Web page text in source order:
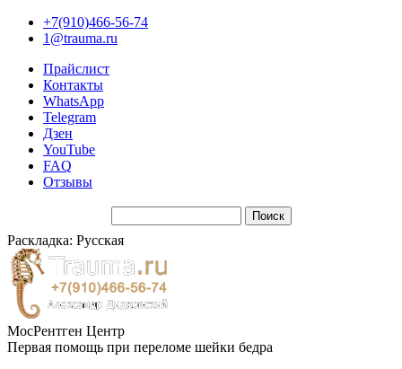
+7(910)466-56-74
1@trauma.ru
Прайслист
Контакты
WhatsApp
Telegram
Дзен
YouTube
FAQ
Отзывы
Раскладка: Русская
МосРентген Центр
Первая помощь при переломе шейки бедра